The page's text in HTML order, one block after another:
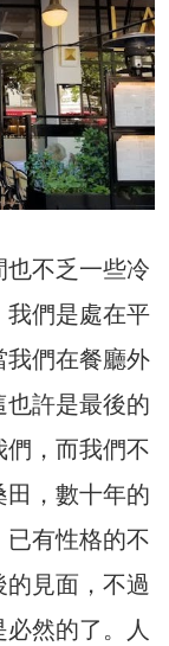
不乏一些冷
我們是處在平
我們在餐廳外
許是最後的
，而我們不
，數十年的
有性格的不
見面，不過
然的了。人